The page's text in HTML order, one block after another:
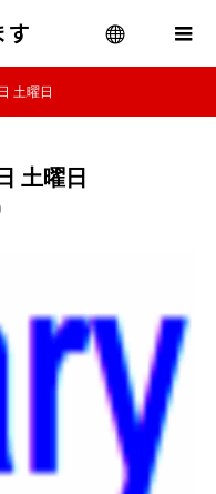
す
土曜日
土曜日